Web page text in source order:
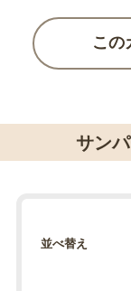
この
サン
並べ替え